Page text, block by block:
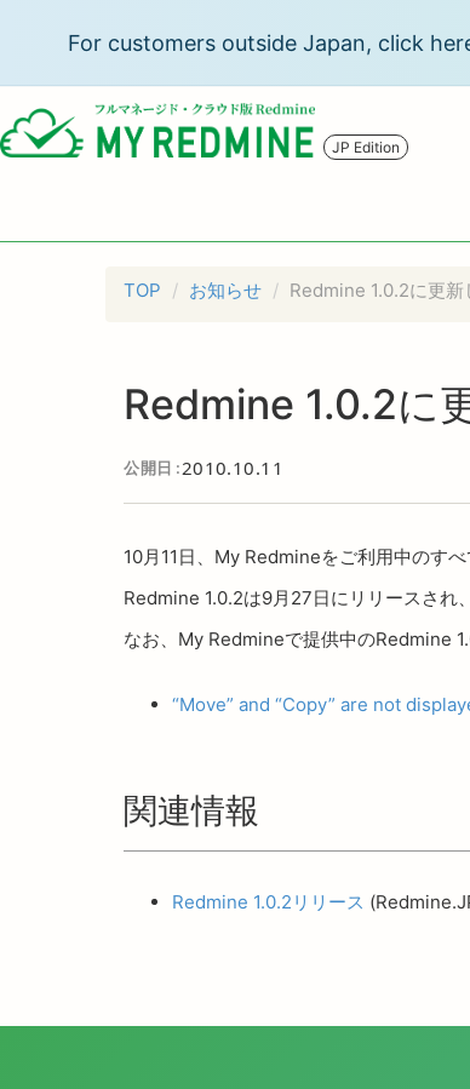
For customers outside Japan, click
JP Edition
TOP お知らせ Redmine 1.0.2に更新
Redmine 1.0.2に
公開日 2010.10.11
10月11日、My Redmineをご利用中のす
Redmine 1.0.2は9月27日にリリースされ
なお、My Redmineで提供中のRedmine
“Move” and “Copy” are not
関連情報
Redmine 1.0.2リリース